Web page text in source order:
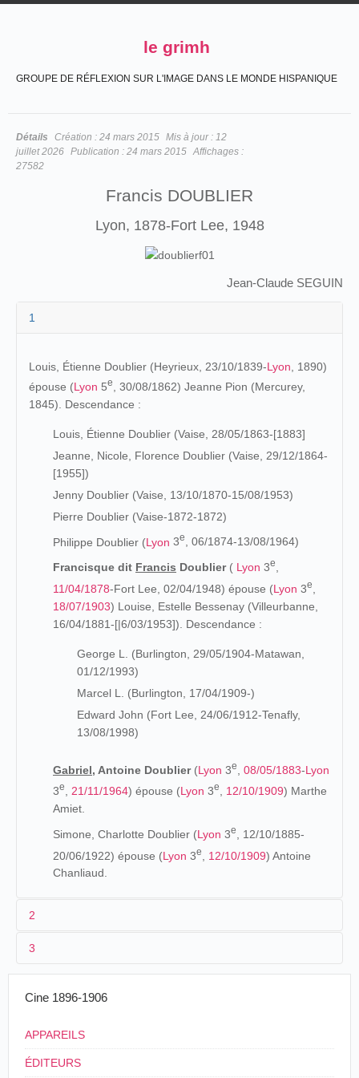
le grimh
GROUPE DE RÉFLEXION SUR L'IMAGE DANS LE MONDE HISPANIQUE
Détails Création : 24 mars 2015 Mis à jour : 12
juillet 2026 Publication : 24 mars 2015 Affichages :
27582
Francis DOUBLIER
Lyon, 1878-Fort Lee, 1948
Jean-Claude SEGUIN
1
Louis, Étienne Doublier (Heyrieux, 23/10/1839-Lyon , 1890)
épouse (Lyon 5e
, 30/08/1862) Jeanne Pion (Mercurey,
1845). Descendance :
Louis, Étienne Doublier (Vaise, 28/05/1863-[1883]
Jeanne, Nicole, Florence Doublier (Vaise, 29/12/1864-
[1955])
Jenny Doublier (Vaise, 13/10/1870-15/08/1953)
Pierre Doublier (Vaise-1872-1872)
Philippe Doublier (Lyon 3e, 06/1874-13/08/1964)
Francisque dit Francis Doublier( Lyon 3e
11/04/1878-Fort Lee, 02/04/1948) épouse (Lyon 3e
18/07/1903) Louise, Estelle Bessenay (Villeurbanne,
16/04/1881-[|6/03/1953]). Descendance :
George L. (Burlington, 29/05/1904-Matawan,
01/12/1993)
Marcel L. (Burlington, 17/04/1909-)
Edward John (Fort Lee, 24/06/1912-Tenafly,
13/08/1998)
Gabriel, Antoine Doublier(Lyon 3e 08/05/1883-Lyon
3e 21/11/1964) épouse (Lyon 3e 12/10/1909) Marthe
Amiet.
Simone, Charlotte Doublier (Lyon 3e
, 12/10/1885-
20/06/1922) épouse (Lyon 3e 12/10/1909) Antoine
Chanliaud.
2
Francisque - familièrement appelé Francis - va à l'école
encore à l'école laïque rue Saint-Nestor. Ensuite, il rentre
3
1896
carrosse
Czar et Czarine entrant dans l'église de
Cine 1896-1906
APPAREILS
ÉDITEURS